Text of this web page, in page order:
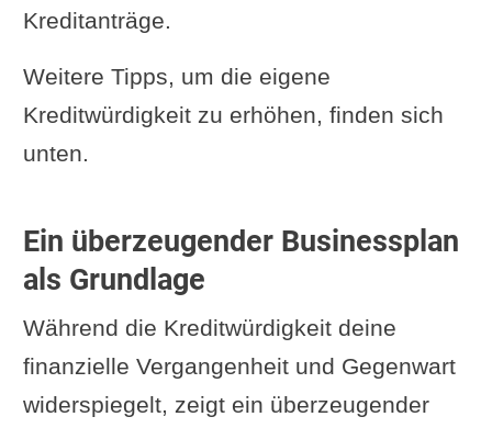
Kreditanträge.
Weitere Tipps, um die eigene
Kreditwürdigkeit zu erhöhen, finden sich
unten.
Ein überzeugender Businessplan
als Grundlage
Während die Kreditwürdigkeit deine
finanzielle Vergangenheit und Gegenwart
widerspiegelt, zeigt ein überzeugender